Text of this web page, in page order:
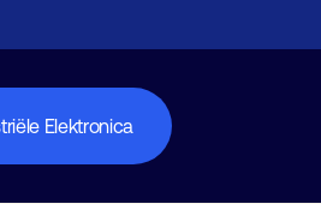
Elektronica